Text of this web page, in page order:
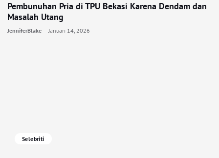
Pembunuhan Pria di TPU Bekasi Karena Dendam dan
Masalah Utang
JenniferBlake Januari 14, 2026
Selebriti